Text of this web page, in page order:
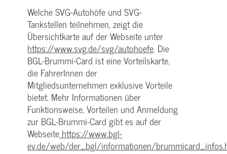
Welche SVG-Autohöfe und SVG-
Tankstellen teilnehmen, zeigt die
Übersichtkarte auf der Webseite unter
https://www.svg.de/svg/autohoefe. Die
BGL-Brummi-Card ist eine Vorteilskarte,
die FahrerInnen der
Mitgliedsunternehmen exklusive Vorteile
bietet. Mehr Informationen über
Funktionsweise, Vorteilen und Anmeldung
zur BGL-Brummi-Card gibt es auf der
Webseite https://www.bgl-
ev.de/web/der_bgl/informationen/